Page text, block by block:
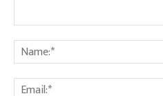
Comment: